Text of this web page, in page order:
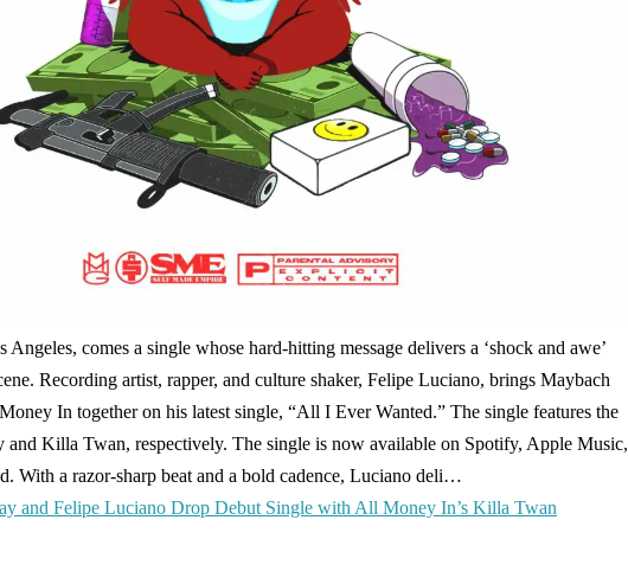
Angeles, comes a single whose hard-hitting message delivers a ‘shock and awe’
Recording artist, rapper, and culture shaker, Felipe Luciano, brings Maybach
In together on his latest single, “All I Ever Wanted.” The single features the
and Killa Twan, respectively. The single is now available on Spotify, Apple Music,
With a razor-sharp beat and a bold cadence, Luciano deli…
and Felipe Luciano Drop Debut Single with All Money In’s Killa Twan